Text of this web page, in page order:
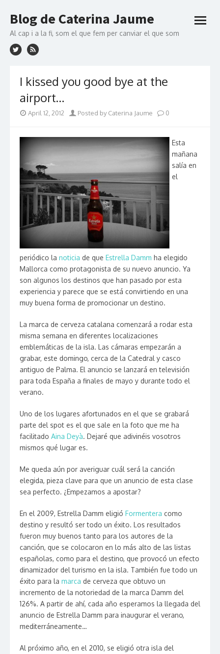
Blog de Caterina Jaume
Al cap i a la fi, som el que fem per canviar el que som
open
I kissed you good bye at the
airport…
April 12, 2012 Posted by Caterina Jaume 0
Esta
mañana
salía en
el
periódico la noticia de que Estrella Damm ha elegido
Mallorca como protagonista de su nuevo anuncio. Ya
son algunos los destinos que han pasado por esta
experiencia y parece que se está convirtiendo en una
muy buena forma de promocionar un destino.
La marca de cerveza catalana comenzará a rodar esta
misma semana en diferentes localizaciones
emblemáticas de la isla. Las cámaras empezarán a
grabar, este domingo, cerca de la Catedral y casco
antiguo de Palma. El anuncio se lanzará en televisión
para toda España a finales de mayo y durante todo el
verano.
Uno de los lugares afortunados en el que se grabará
parte del spot es el que sale en la foto que me ha
facilitado Aina Deyà. Dejaré que adivinéis vosotros
mismos qué lugar es.
Me queda aún por averiguar cuál será la canción
elegida, pieza clave para que un anuncio de esta clase
sea perfecto. ¿Empezamos a apostar?
En el 2009, Estrella Damm eligió Formentera como
destino y resultó ser todo un éxito. Los resultados
fueron muy buenos tanto para los autores de la
canción, que se colocaron en lo más alto de las listas
españolas, como para el destino, que provocó un efecto
dinamizador del turismo en la isla. También fue todo un
éxito para la marca de cerveza que obtuvo un
incremento de la notoriedad de la marca Damm del
126%. A partir de ahí, cada año esperamos la llegada del
anuncio de Estrella Damm para inaugurar el verano,
mediterráneamente…
Al próximo año, en el 2010, se eligió otra isla del